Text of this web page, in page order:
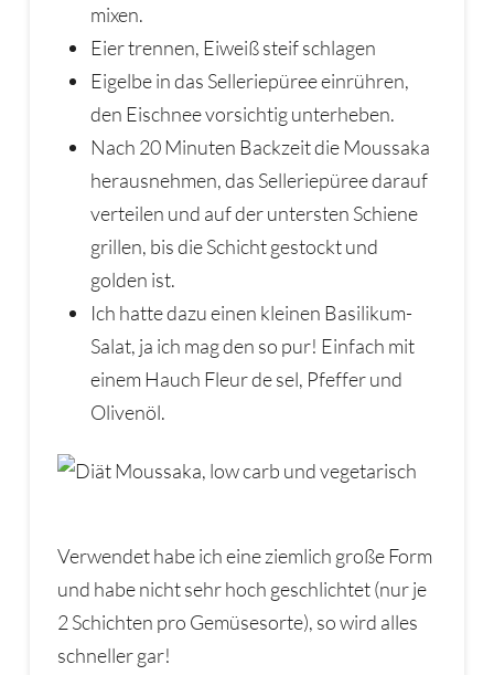
mixen.
Eier trennen, Eiweiß steif schlagen
Eigelbe in das Selleriepüree einrühren,
den Eischnee vorsichtig unterheben.
Nach 20 Minuten Backzeit die Moussaka
herausnehmen, das Selleriepüree darauf
verteilen und auf der untersten Schiene
grillen, bis die Schicht gestockt und
golden ist.
Ich hatte dazu einen kleinen Basilikum-
Salat, ja ich mag den so pur! Einfach mit
einem Hauch Fleur de sel, Pfeffer und
Olivenöl.
Verwendet habe ich eine ziemlich große Form
und habe nicht sehr hoch geschlichtet (nur je
2 Schichten pro Gemüsesorte), so wird alles
schneller gar!